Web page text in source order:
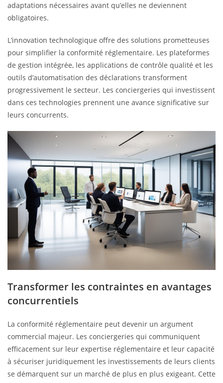
adaptations nécessaires avant qu’elles ne deviennent
obligatoires.
L’innovation technologique offre des solutions prometteuses
pour simplifier la conformité réglementaire. Les plateformes
de gestion intégrée, les applications de contrôle qualité et les
outils d’automatisation des déclarations transforment
progressivement le secteur. Les conciergeries qui investissent
dans ces technologies prennent une avance significative sur
leurs concurrents.
Transformer les contraintes en avantages
concurrentiels
La conformité réglementaire peut devenir un argument
commercial majeur. Les conciergeries qui communiquent
efficacement sur leur expertise réglementaire et leur capacité
à sécuriser juridiquement les investissements de leurs clients
se démarquent sur un marché de plus en plus exigeant. Cette